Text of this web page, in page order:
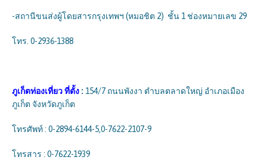
-สถานีขนส่งผู้โดยสารกรุงเทพฯ (หมอชิต 2) ชั้น 1 ช่องหมายเลข 29
โทร. 0-2936-1388
ภูเก็ตท่องเที่ยวที่ตั้ง : 154/7 ถนนพังงา ตำบลตลาดใหญ่ อำเภอเมือง
ภูเก็ต จังหวัดภูเก็ต
โทรศัพท์ : 0-2894-6144-5,0-7622-2107-9
โทรสาร : 0-7622-1939